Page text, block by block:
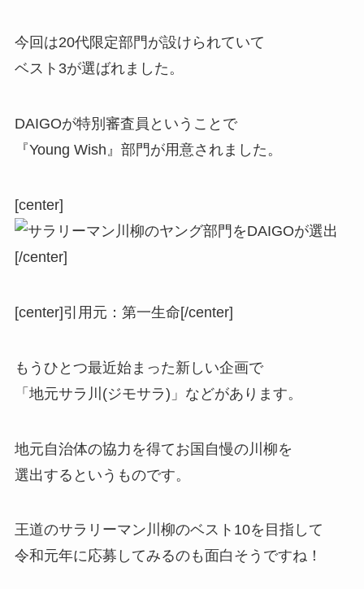
今回は20代限定部門 が設けられていて
ベスト3が選ばれました。
DAIGOが特別審査員ということで
『Young Wish』部門が用意されました。
[center]
[/center]
[center]引用元：第一生命[/center]
もうひとつ最近始まった新しい企画で
「 地元サラ川(ジモサラ) 」などがあります。
地元自治体の協力を得てお国自慢の川柳を
選出するというものです。
王道のサラリーマン川柳のベスト10を目指して
令和元年に応募してみるのも面白そうですね！